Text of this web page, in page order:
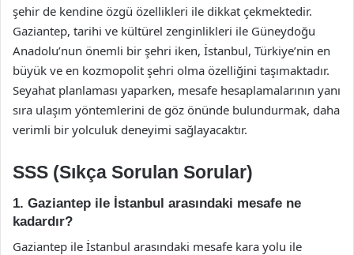
şehir de kendine özgü özellikleri ile dikkat çekmektedir.
Gaziantep, tarihi ve kültürel zenginlikleri ile Güneydoğu
Anadolu’nun önemli bir şehri iken, İstanbul, Türkiye’nin en
büyük ve en kozmopolit şehri olma özelliğini taşımaktadır.
Seyahat planlaması yaparken, mesafe hesaplamalarının yanı
sıra ulaşım yöntemlerini de göz önünde bulundurmak, daha
verimli bir yolculuk deneyimi sağlayacaktır.
SSS (Sıkça Sorulan Sorular)
1. Gaziantep ile İstanbul arasındaki mesafe ne
kadardır?
Gaziantep ile İstanbul arasındaki mesafe kara yolu ile